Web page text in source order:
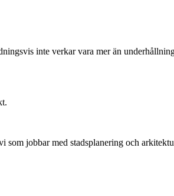
inte verkar vara mer än
jobbar med stadsplanering och